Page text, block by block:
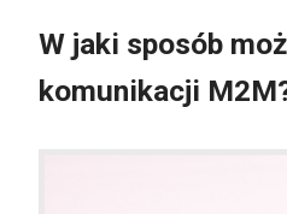
W jaki sposób
komunikacji